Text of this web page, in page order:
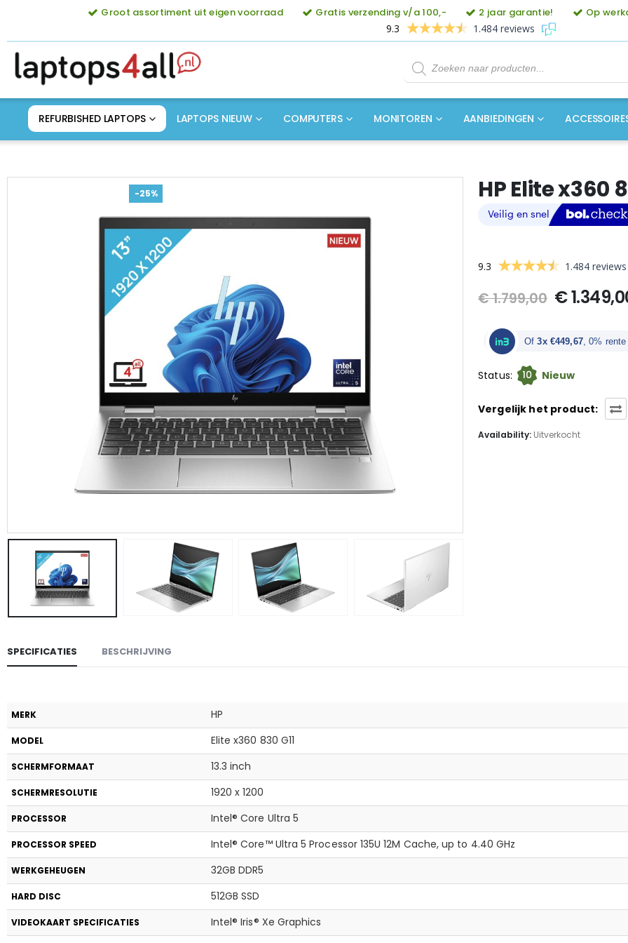
Groot assortiment uit eigen voorraad Gratis verzending v/a 100,- 2 jaar garantie!
Op
9.3
1.484 reviews
Producten
zoeken
REFURBISHED LAPTOPS LAPTOPS NIEUW COMPUTERS MONITOREN AANBIEDINGEN
-25% HP Elite x360
9.3 1.484 reviews
€1.799,00
€ 1.799,00.
€
Of3x €449,67, 0% rente
Status: 10 Nieuw
Vergelijk het product:
Availability: Uitverkocht
SPECIFICATIES BESCHRIJVING
MERK HP
MODEL Elite x360 830 G11
SCHERMFORMAAT 13.3 inch
SCHERMRESOLUTIE 1920 x 1200
PROCESSOR Intel® Core Ultra 5
PROCESSOR SPEED Intel® Core™ Ultra 5 Processor 135U 12M Cache, up to 4.40 GHz
WERKGEHEUGEN 32GB DDR5
HARD DISC 512GB SSD
VIDEOKAART SPECIFICATIES Intel® Iris® Xe Graphics